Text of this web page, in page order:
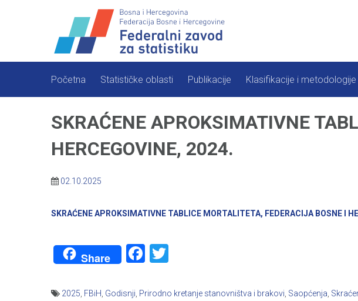
Početna Statističke oblasti Publikacije Klasifikacije i metodologije
SKRAĆENE APROKSIMATIVNE
HERCEGOVINE, 2024.
02.10.2025
SKRAĆENE APROKSIMATIVNE TABLICE MORTALITETA, FEDERACIJA BOSNE I
Share Facebook
2025 FBiH Godisnji Prirodno kretanje stanovništva i brakovi Saopćenja